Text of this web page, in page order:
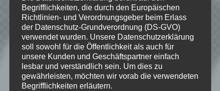
Website
*Ich habe die
Datenschutzerklärungzur
Kenntnis genommen. Ich stimme
zu, dass meine Angaben dauerhaft
gespeichert werden.
Begrifflichkeiten, die durch den Europäischen
Richtlinien- und Verordnungsgeber beim Erlass
der Datenschutz-Grundverordnung (DS-GVO)
verwendet wurden. Unsere Datenschutzerklärung
soll sowohl für die Öffentlichkeit als auch für
unsere Kunden und Geschäftspartner einfach
lesbar und verständlich sein. Um dies zu
gewährleisten, möchten wir vorab die verwendeten
Begrifflichkeiten erläutern.